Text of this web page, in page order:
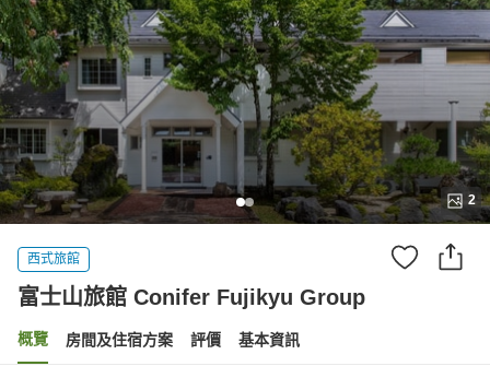
2
西式旅館
富士山旅館 Conifer Fujikyu Group
概覽 房間及住宿方案 評價 基本資訊